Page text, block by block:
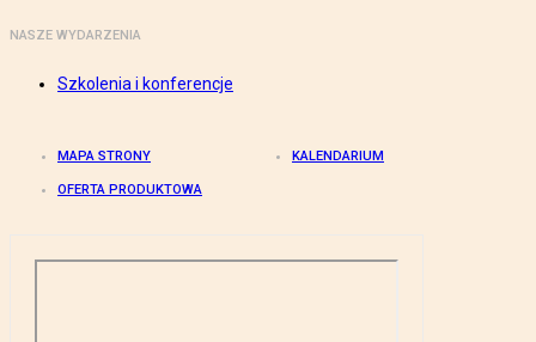
NASZE WYDARZENIA
Szkolenia i konferencje
MAPA STRONY KALENDARIUM
OFERTA PRODUKTOWA